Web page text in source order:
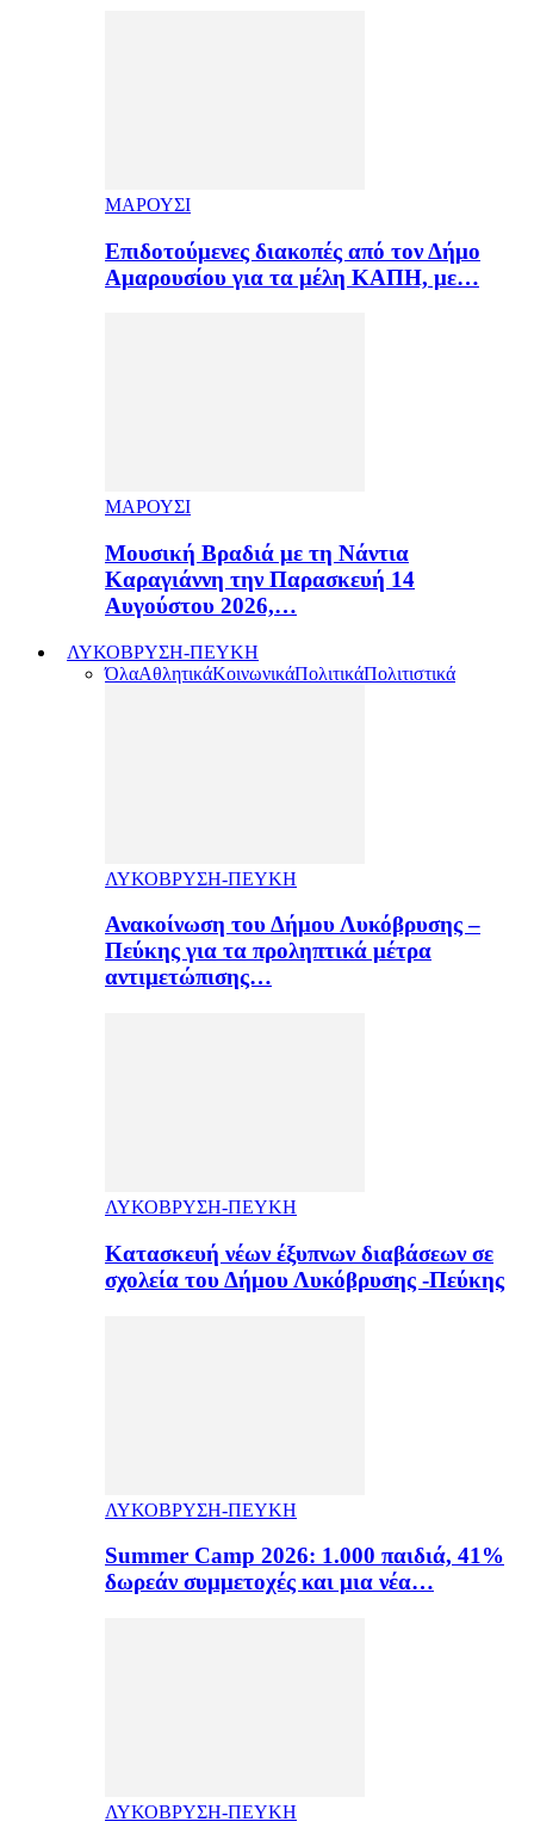
ΜΑΡΟΥΣΙ
Επιδοτούμενες διακοπές από τον Δήμο
Αμαρουσίου για τα μέλη ΚΑΠΗ, με…
ΜΑΡΟΥΣΙ
Μουσική Βραδιά με τη Νάντια
Καραγιάννη την Παρασκευή 14
Αυγούστου 2026,…
ΛΥΚΟΒΡΥΣΗ-ΠΕΥΚΗ
ΌλαΑθλητικάΚοινωνικάΠολιτικάΠολιτιστικά
ΛΥΚΟΒΡΥΣΗ-ΠΕΥΚΗ
Ανακοίνωση του Δήμου Λυκόβρυσης –
Πεύκης για τα προληπτικά μέτρα
αντιμετώπισης…
ΛΥΚΟΒΡΥΣΗ-ΠΕΥΚΗ
Κατασκευή νέων έξυπνων διαβάσεων σε
σχολεία του Δήμου Λυκόβρυσης -Πεύκης
ΛΥΚΟΒΡΥΣΗ-ΠΕΥΚΗ
Summer Camp 2026: 1.000 παιδιά, 41%
δωρεάν συμμετοχές και μια νέα…
ΛΥΚΟΒΡΥΣΗ-ΠΕΥΚΗ